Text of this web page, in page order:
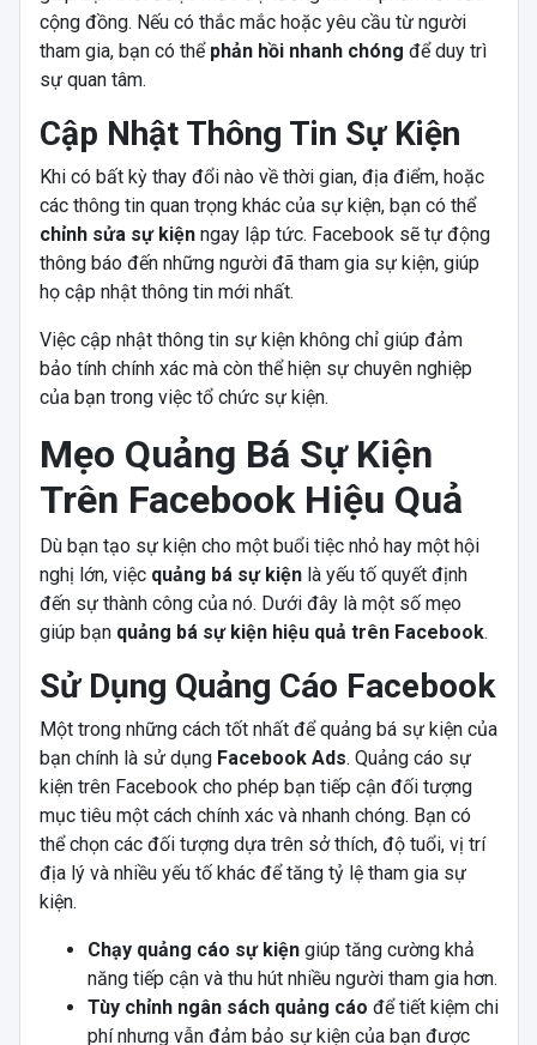
cộng đồng. Nếu có thắc mắc hoặc yêu cầu từ người
tham gia, bạn có thể phản hồi nhanh chóng để duy trì
sự quan tâm.
Cập Nhật Thông Tin Sự Kiện
Khi có bất kỳ thay đổi nào về thời gian, địa điểm, hoặc
các thông tin quan trọng khác của sự kiện, bạn có thể
chỉnh sửa sự kiệnngay lập tức. Facebook sẽ tự động
thông báo đến những người đã tham gia sự kiện, giúp
họ cập nhật thông tin mới nhất.
Việc cập nhật thông tin sự kiện không chỉ giúp đảm
bảo tính chính xác mà còn thể hiện sự chuyên nghiệp
của bạn trong việc tổ chức sự kiện.
Mẹo Quảng Bá Sự Kiện
Trên Facebook Hiệu Quả
Dù bạn tạo sự kiện cho một buổi tiệc nhỏ hay một hội
nghị lớn, việc quảng bá sự kiệnlà yếu tố quyết định
đến sự thành công của nó. Dưới đây là một số mẹo
giúp bạn quảng bá sự kiện hiệu quả trên Facebook.
Sử Dụng Quảng Cáo Facebook
Một trong những cách tốt nhất để quảng bá sự kiện của
bạn chính là sử dụng Facebook Ads. Quảng cáo sự
kiện trên Facebook cho phép bạn tiếp cận đối tượng
mục tiêu một cách chính xác và nhanh chóng. Bạn có
thể chọn các đối tượng dựa trên sở thích, độ tuổi, vị trí
địa lý và nhiều yếu tố khác để tăng tỷ lệ tham gia sự
kiện.
Chạy quảng cáo sự kiệngiúp tăng cường khả
năng tiếp cận và thu hút nhiều người tham gia hơn.
Tùy chỉnh ngân sách quảng cáo để tiết kiệm chi
phí nhưng vẫn đảm bảo sự kiện của bạn được